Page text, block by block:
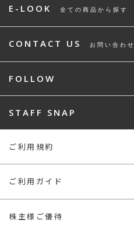
E-LOOK 全ての商品から探す
CONTACT US お問い合わせ
FOLLOW
STAFF SNAP
ご利用規約
ご利用ガイド
株主様ご優待